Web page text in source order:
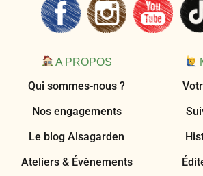
A PROPOS
Qui sommes-nous ?
Nos engagements
Le blog Alsagarden
Ateliers & Évènements